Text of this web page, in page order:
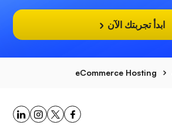
ابدأ تجربتك الآن
eCommerce Hosting